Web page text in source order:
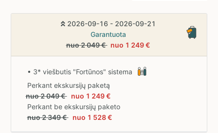
2026-09-16 - 2026-09-21
Garantuota
nuo 2 049 €nuo 1 249 €
• 3* viešbutis "Fortūnos" sistema
Perkant ekskursijų paketą
nuo 2 049 € nuo 1 249 €
Perkant be ekskursijų paketo
nuo 2 349 € nuo 1 528 €